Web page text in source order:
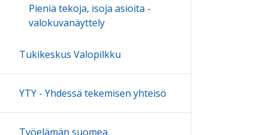
Pieniä tekoja, isoja asioita -
valokuvanäyttely
Tukikeskus Valopilkku
YTY - Yhdessä tekemisen yhteisö
Työelämän suomea